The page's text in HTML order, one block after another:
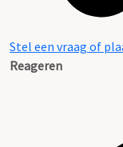
Stel een vraag of
Reageren